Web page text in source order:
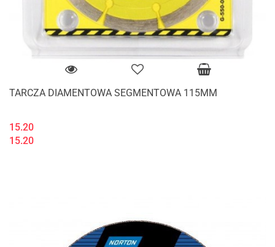
TARCZA DIAMENTOWA SEGMENTOWA 115MM
15.20
15.20